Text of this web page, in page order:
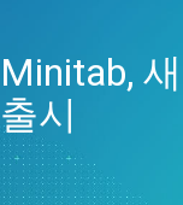
Minitab,
출시